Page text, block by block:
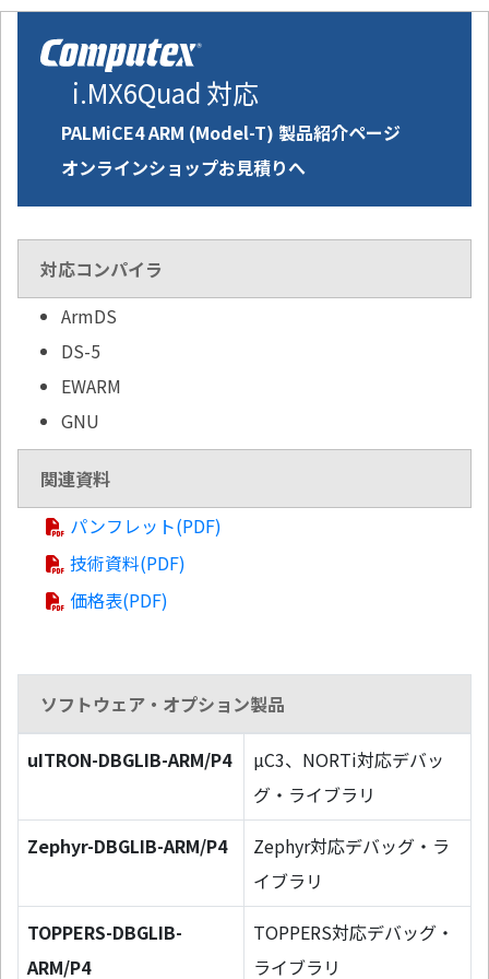
i.MX6Quad 対応
PALMiCE4 ARM (Model-T) 製品紹介ページ
オンラインショップお見積りへ
対応コンパイラ
ArmDS
DS-5
EWARM
GNU
関連資料
パンフレット(PDF)
技術資料(PDF)
価格表(PDF)
ソフトウェア・オプション製品
uITRON-DBGLIB-ARM/P4
µC3、NORTi対応デバッ
グ・ライブラリ
Zephyr-DBGLIB-ARM/P4
Zephyr対応デバッグ・ラ
イブラリ
TOPPERS-DBGLIB-
ARM/P4
TOPPERS対応デバッグ・
ライブラリ